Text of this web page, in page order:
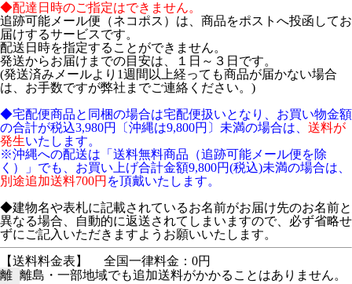
◆配達日時のご指定はできません。
追跡可能メール便（ネコポス）は、商品をポストへ投函してお
届けするサービスです。
配送日時を指定することができません。
発送からお届けまでの目安は、１日～３日です。
(発送済みメールより1週間以上経っても商品が届かない場合
は、お手数ですが弊社までご連絡ください。)
◆宅配便商品と同梱の場合は宅配便扱いとなり、お買い物金額
の合計が税込3,980円〔沖縄は9,800円〕未満の場合は、 送料が
発生いたします。
※沖縄への配送は「送料無料商品（追跡可能メール便を除
く）」でも、お買い上げ合計金額9,800円(税込)未満の場合は、
別途追加送料700円 を頂戴いたします。
◆建物名や表札に記載されているお名前がお届け先のお名前と
異なる場合、自動的に返送されてしまいますので、必ず省略せ
ずにご記入いただきますようお願いいたします。
【送料料金表】
全国一律料金：0円
離 離島・一部地域でも追加送料がかかることはありません。